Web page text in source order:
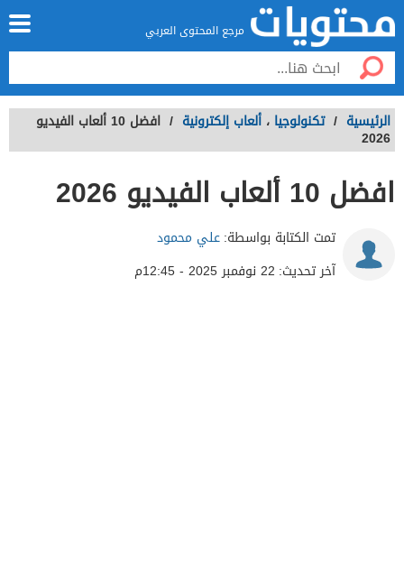
مرجع المحتوى العربي
الرئيسية / تكنولوجيا ، ألعاب إلكترونية / افضل 10 ألعاب الفيديو
2026
افضل 10 ألعاب الفيديو 2026
تمت الكتابة بواسطة:علي محمود
آخر تحديث: 22 نوفمبر 2025 - 12:45م